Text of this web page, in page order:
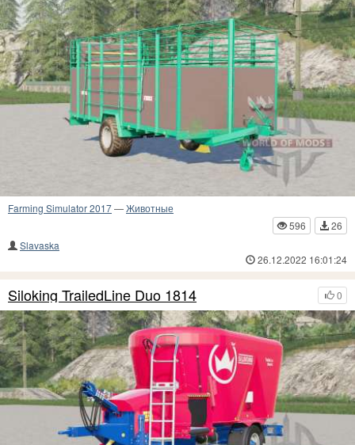
Farming Simulator 2017—Животные
596
26
Slavaska
26.12.2022 16:01:24
0
Siloking TrailedLine Duo 1814